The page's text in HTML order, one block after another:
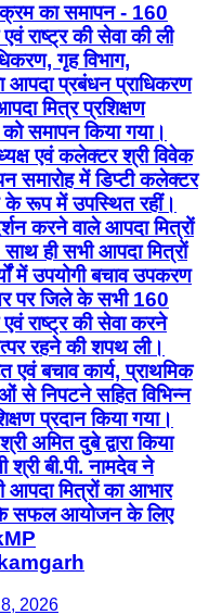
का समापन - 160
राष्ट्र की सेवा की ली
गृह विभाग,
आपदा प्रबंधन प्राधिकरण
मित्र प्रशिक्षण
समापन किया गया।
एवं कलेक्टर श्री विवेक
समारोह में डिप्टी कलेक्टर
के रूप में उपस्थित रहीं।
करने वाले आपदा मित्रों
ही सभी आपदा मित्रों
में उपयोगी बचाव उपकरण
पर जिले के सभी 160
राष्ट्र की सेवा करने
रहने की शपथ ली।
एवं बचाव कार्य, प्राथमिक
से निपटने सहित विभिन्न
प्रदान किया गया।
अमित दुबे द्वारा किया
बी.पी. नामदेव ने
आपदा मित्रों का आभार
के सफल आयोजन के लिए
2026